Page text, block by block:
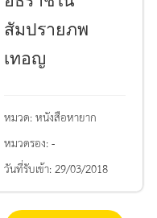
สัมปรายภพ
เทอญ
หมวด:หนังสือหายาก
หมวดรอง:-
วันที่รับเข้า:29/03/2018